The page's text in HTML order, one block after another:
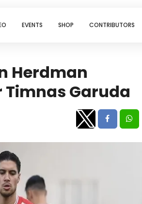
EVENTS SHOP CONTRIBUTORS
Herdman
Garuda